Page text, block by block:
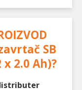
SB
x 2.0 Ah)?